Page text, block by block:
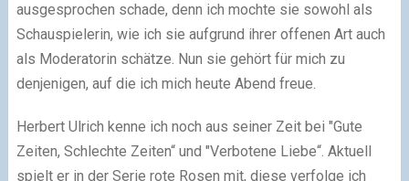
ausgesprochen schade, denn ich mochte sie sowohl als
Schauspielerin, wie ich sie aufgrund ihrer offenen Art auch
als Moderatorin schätze. Nun sie gehört für mich zu
denjenigen, auf die ich mich heute Abend freue.
Herbert Ulrich kenne ich noch aus seiner Zeit bei "Gute
Zeiten, Schlechte Zeiten“ und "Verbotene Liebe“. Aktuell
spielt er in der Serie rote Rosen mit, diese verfolge ich